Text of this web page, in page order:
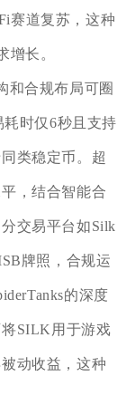
赛道复苏，这种
增长。
和合规布局可圈
耗时仅6秒且支持
类稳定币。超
，结合智能合
交易平台如Silk
牌照，合规运
的深度
SILK用于游戏
动收益，这种